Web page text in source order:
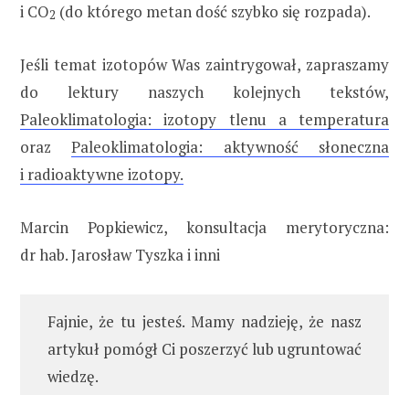
i CO2 (do którego metan dość szybko się rozpada).
Jeśli temat izotopów Was zaintrygował, zapraszamy
do lektury naszych kolejnych tekstów,
Paleoklimatologia: izotopy tlenu a temperatura
orazPaleoklimatologia: aktywność słoneczna
i radioaktywne izotopy.
Marcin Popkiewicz, konsultacja merytoryczna:
dr hab. Jarosław Tyszka i inni
Fajnie, że tu jesteś. Mamy nadzieję, że nasz
artykuł pomógł Ci poszerzyć lub ugruntować
wiedzę.